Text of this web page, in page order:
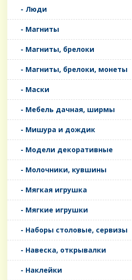
- Люди
- Магниты
- Магниты, брелоки
- Магниты, брелоки, монеты
- Маски
- Мебель дачная, ширмы
- Мишура и дождик
- Модели декоративные
- Молочники, кувшины
- Мягкая игрушка
- Мягкие игрушки
- Наборы столовые, сервизы
- Навеска, открывалки
- Наклейки